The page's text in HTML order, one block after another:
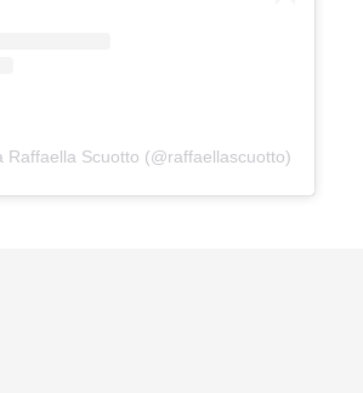
Raffaella Scuotto (@raffaellascuotto)